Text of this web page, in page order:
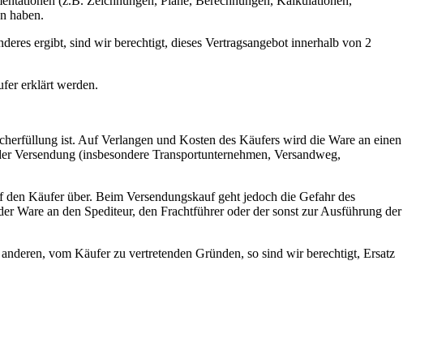
haben.
ergibt, sind wir berechtigt, dieses Vertragsangebot innerhalb von 2
erklärt werden.
ist. Auf Verlangen und Kosten des Käufers wird die Ware an einen
Versendung (insbesondere Transportunternehmen, Versandweg,
Käufer über. Beim Versendungskauf geht jedoch die Gefahr des
Ware an den Spediteur, den Frachtführer oder der sonst zur Ausführung der
vom Käufer zu vertretenden Gründen, so sind wir berechtigt, Ersatz